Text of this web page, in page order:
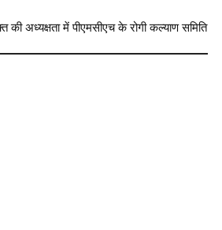
अध्यक्षता में पीएमसीएच के रोगी कल्याण समिति